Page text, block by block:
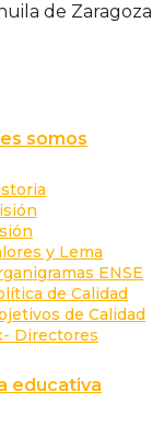
de Zaragoza
somos
y Lema
ENSE
de Calidad
de Calidad
Directores
educativa